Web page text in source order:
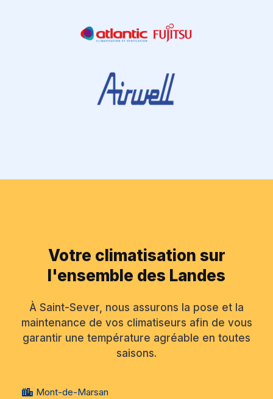
Votre climatisation sur
l'ensemble des Landes
À Saint-Sever, nous assurons la pose et la
maintenance de vos climatiseurs afin de vous
garantir une température agréable en toutes
saisons.
Mont-de-Marsan